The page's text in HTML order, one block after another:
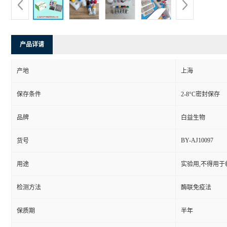
产品详请
产地 上海
保存条件 2-8°C密封保存
品牌 白益生物
货号 BY-AJ10097
用途 实验用,不得用于
检测方法 酶联免疫法
保质期 半年